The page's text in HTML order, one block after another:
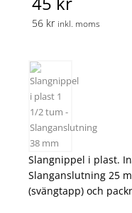
56 kr inkl. moms
Slangnippel i plast.
Slanganslutning 25
(svängtapp) och